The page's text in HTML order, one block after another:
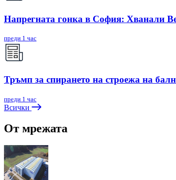
Напрегната гонка в София: Хванали
преди 1 час
Тръмп за спирането на строежа на
преди 1 час
Всички
От мрежата